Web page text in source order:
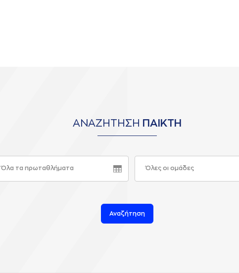
ΑΝΑΖΗΤΗΣΗ ΠΑΙΚΤΗ
Όλα τα πρωταθλήματα Όλες οι ομάδες
Αναζήτηση